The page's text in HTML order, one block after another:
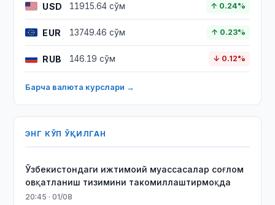
USD 11915.64 сўм ↑ 0.24%
EUR 13749.46 сўм ↑ 0.23%
RUB 146.19 сўм ↓ 0.12%
Барча валюта курслари →
ЭНГ КЎП ЎҚИЛГАН
Ўзбекистондаги ижтимоий муассасалар соғлом
овқатланиш тизимини такомиллаштирмоқда
20:45 · 01/08